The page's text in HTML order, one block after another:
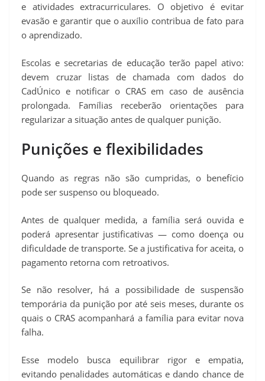
e atividades extracurriculares. O objetivo é evitar
evasão e garantir que o auxílio contribua de fato para
o aprendizado.
Escolas e secretarias de educação terão papel ativo:
devem cruzar listas de chamada com dados do
CadÚnico e notificar o CRAS em caso de ausência
prolongada. Famílias receberão orientações para
regularizar a situação antes de qualquer punição.
Punições e flexibilidades
Quando as regras não são cumpridas, o benefício
pode ser suspenso ou bloqueado.
Antes de qualquer medida, a família será ouvida e
poderá apresentar justificativas — como doença ou
dificuldade de transporte. Se a justificativa for aceita, o
pagamento retorna com retroativos.
Se não resolver, há a possibilidade de suspensão
temporária da punição por até seis meses, durante os
quais o CRAS acompanhará a família para evitar nova
falha.
Esse modelo busca equilibrar rigor e empatia,
evitando penalidades automáticas e dando chance de